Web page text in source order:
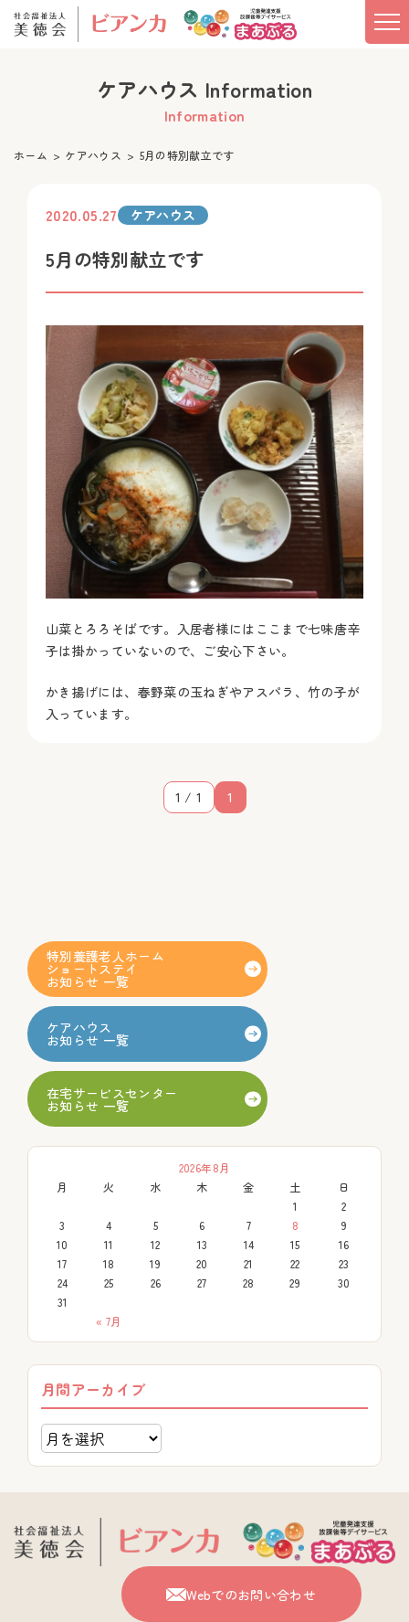
ケアハウス Information
Information
ホーム ケアハウス 5月の特別献立です
2020.05.27 ケアハウス
5月の特別献立です
山菜とろろそばです。入居者様にはここまで七味唐辛
子は掛かっていないので、ご安心下さい。
かき揚げには、春野菜の玉ねぎやアスパラ、竹の子が
入っています。
1 / 1 1
特別養護老人ホーム
ショートステイ
お知らせ 一覧
ケアハウス
お知らせ 一覧
在宅サービスセンター
お知らせ 一覧
2026年8月
月
火 水 木 金 土 日
« 7月
1
2
3
4 5 6 7 8
9
10
11 12 13 14 15
16
17
18 19 20 21 22
23
24
25 26 27 28 29
30
31
月間アーカイブ
Webでのお問い合わせ